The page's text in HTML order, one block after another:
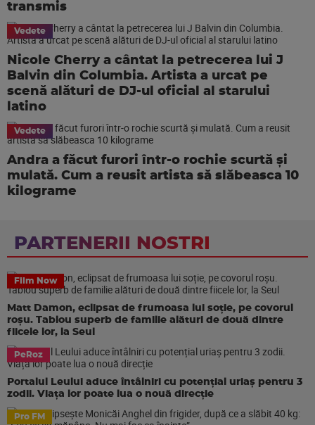
transmis
Vedete
Nicole Cherry a cântat la petrecerea lui J
Balvin din Columbia. Artista a urcat pe
scenă alături de DJ-ul oficial al starului
latino
Vedete
Andra a făcut furori într-o rochie scurtă și
mulată. Cum a reusit artista să slăbeasca 10
kilograme
PARTENERII NOSTRI
Film Now
Matt Damon, eclipsat de frumoasa lui soție, pe covorul
roșu. Tablou superb de familie alături de două dintre
fiicele lor, la Seul
PeRoz
Portalul Leului aduce întâlniri cu potențial uriaș pentru 3
zodii. Viața lor poate lua o nouă direcție
Pro FM